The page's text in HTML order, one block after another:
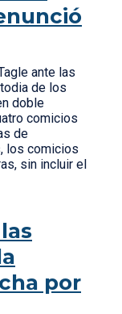
ante las
de los
doble
comicios
de
los comicios
sin incluir el
por